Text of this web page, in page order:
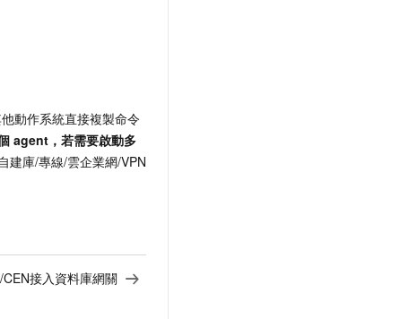
動作系統直接複製命令
agent，若需要啟動多
自建庫/專線/雲企業網/VPN
接入資料庫網關